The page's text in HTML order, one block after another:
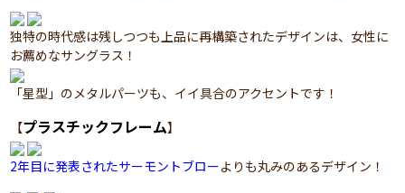
独特の時代感は残しつつも上品に再構築されたデザインは、女性に
お薦めなサングラス！
「星型」のメタルパーツも、イイ具合のアクセントです！
【プラスチックフレーム】
2年目に発表されたサーモントブローよりも丸みのあるデザイン！